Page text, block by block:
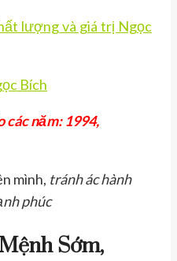
lượng và giá trị Ngọc
Bích
năm: 1994,
mình, tránh ác hành
phúc
Sớm,